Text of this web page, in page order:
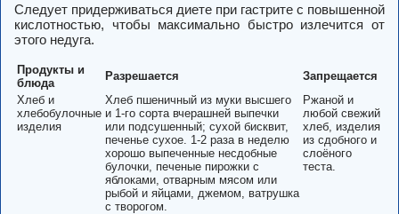
Следует придерживаться диете при гастрите с повышенной
кислотностью, чтобы максимально быстро излечится от
этого недуга.
Продукты и
блюда
Разрешается
Запрещается
Хлеб и
хлебобулочные
изделия
Хлеб пшеничный из муки высшего
и 1-го сорта вчерашней выпечки
или подсушенный; сухой бисквит,
печенье сухое. 1-2 раза в неделю
хорошо выпеченные несдобные
булочки, печеные пирожки с
яблоками, отварным мясом или
рыбой и яйцами, джемом, ватрушка
с творогом.
Ржаной и
любой свежий
хлеб, изделия
из сдобного и
слоёного
теста.